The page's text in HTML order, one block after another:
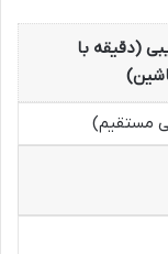
(دقیقه با